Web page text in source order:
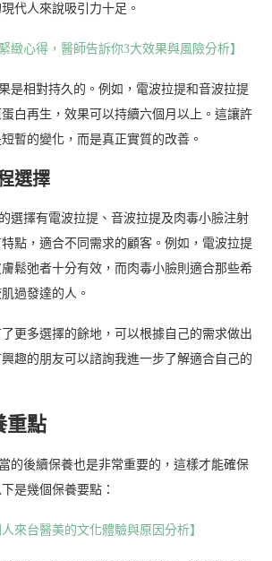
代人來說吸引力十足。
緻心得，醫師告訴你3大效果與風險分析】
是相對持久的。例如，電波拉提和音波拉提
白再生，效果可以持續六個月以上。這讓許
暫的變化，而是真正實質的改善。
選擇
選擇有電波拉提、音波拉提及肉毒小臉注射
點，適合不同需求的顧客。例如，電波拉提
鬆弛者十分有效，而肉毒小臉則適合那些希
過發達的人。
更多選擇的餘地，可以根據自己的需求做出
趣的朋友可以諮詢我進一步了解適合自己的
重點
的後續保養也是非常重要的，這樣才能確保
是幾個保養要點：
來台醫美的文化體驗與原因分析】